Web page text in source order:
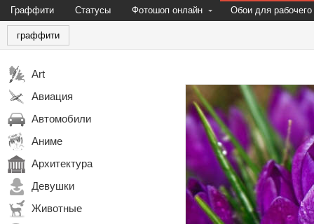
Граффити Статусы Фотошоп онлайн Обои для рабочего
граффити
Art
Авиация
Автомобили
Аниме
Архитектура
Девушки
Животные